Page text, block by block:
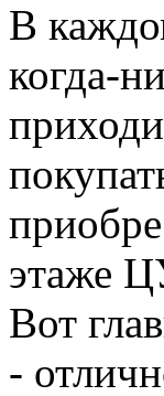
В
когда-
этаже
Вот
-